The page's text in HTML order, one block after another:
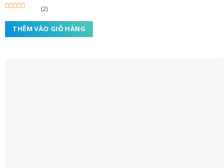
hạng5.005
sao
(2)
THÊM VÀO GIỎ HÀNG